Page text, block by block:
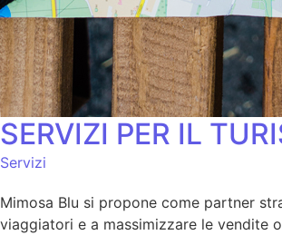
SERVIZI PER IL
Servizi
Mimosa Blu si propone come partner
viaggiatori e a massimizzare le vendite